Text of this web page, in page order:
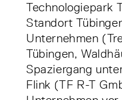
Technologiepark
Standort
Unternehmen
Tübingen,
Spaziergang
Flink (TF R-T